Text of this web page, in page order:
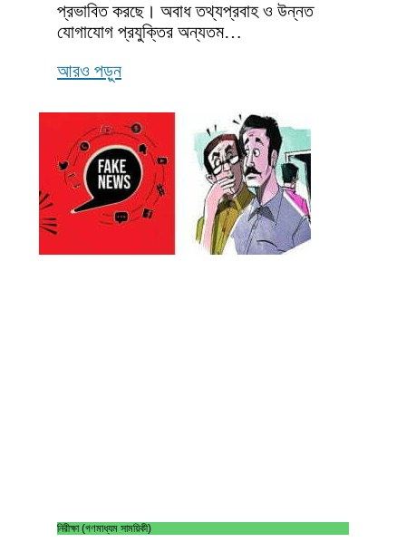
প্রভাবিত করছে। অবাধ তথ্যপ্রবাহ ও উন্নত
যোগাযোগ প্রযুক্তির অন্যতম…
আরও পড়ুন
নিরীক্ষা (গণমাধ্যম সাময়িকী)